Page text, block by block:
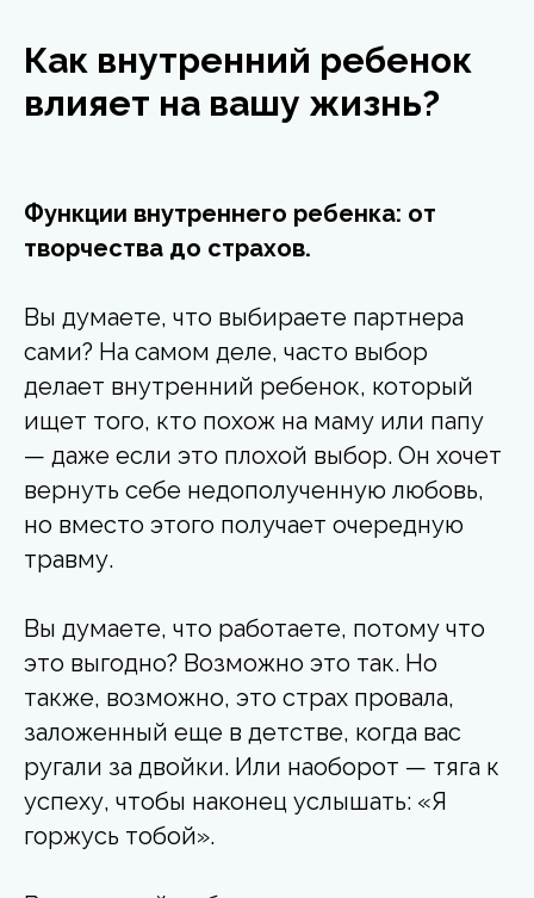
Как внутренний ребенок
влияет на вашу жизнь?
Функции внутреннего ребенка: от
творчества до страхов.
Вы думаете, что выбираете партнера
сами? На самом деле, часто выбор
делает внутренний ребенок, который
ищет того, кто похож на маму или папу
— даже если это плохой выбор. Он хочет
вернуть себе недополученную любовь,
но вместо этого получает очередную
травму.
Вы думаете, что работаете, потому что
это выгодно? Возможно это так. Но
также, возможно, это страх провала,
заложенный еще в детстве, когда вас
ругали за двойки. Или наоборот — тяга к
успеху, чтобы наконец услышать: «Я
горжусь тобой».